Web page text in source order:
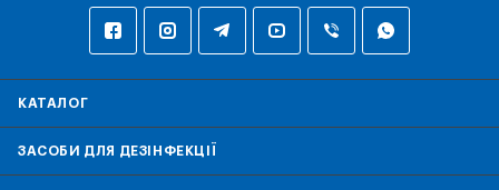
КАТАЛОГ
ЗАСОБИ ДЛЯ ДЕЗІНФЕКЦІЇ